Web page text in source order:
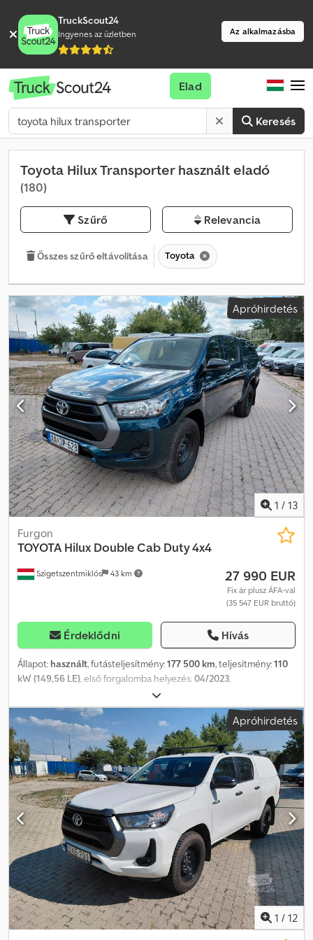
TruckScout24
Ingyenes az üzletben Az alkalmazásba
Keresés
Elad
Toyota Hilux Transporter használt eladó
(180)
Szűrő Relevancia
Összes szűrő eltávolítása Toyota
Apróhirdetés
1 / 13
Szigetszentmiklós 43 km
Furgon
TOYOTA Hilux Double Cab Duty 4x4
27 990 EUR
Fix ár plusz ÁFA-val
(35 547 EUR bruttó)
Érdeklődni Hívás
Állapot: használt, futásteljesítmény:177 500 km, teljesítmény:110
kW (149,56 LE), első forgalomba helyezés:04/2023,
, össztömeg:
(TÜV):04/2027, szín:zöld, hajtástípus:mechanikai, kibocsátási
osztály:Euro 6, ülések száma: , Gyártási év: 2023, Felszereltség:
ABS, elektronikus stabilitásprogram (ESP), koromszűrő,
központi zár, légkondicionálás, összkerékhajtás, Kérjük, hívjon
minket a WhatsUp/Viber alkalmazáson keresztül is! E-mail: A főbb
felszerelések: Bluetooth, multimédia rendszer, multifunkciós
kormánykerék, elektromos tükrök és ablakok stb. Különleges
felszereltség: Mikafényezés További felszerelések: Dcedozpc
Dhjpfx Aiisk 3. féklámpa, a vezető oldali légzsák kikapcsolható,
vezető-/utasoldali légzsák, aktív fejtámlák elöl, utánfutó-stabilizáló
program (TSC), kipörgésgátló (ASR/TRC), audióvezérlés a
kormánykeréken, audiorendszer: multimédia Toyota Touch, DAB-
rádió (digitális rádióvétel), 6 hangszóró, Bluetooth-os kihangosító,
univerzális interfész (USB/iPod/AUX csatlakozó), okostelefon-
integráció x-connect (Apple CarPlay és Android Auto),
automatikus ködfényszóró funkció (Follow me home, FMH), külső
Apróhirdetés
1 / 12